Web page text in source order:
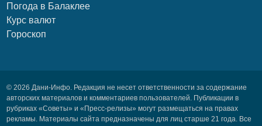
Погода в Балаклее
Курс валют
Гороскоп
© 2026 Дани-Инфо. Редакция не несет ответственности за содержание
авторских материалов и комментариев пользователей. Публикации в
рубриках «Советы» и «Пресс-релизы» могут размещаться на правах
рекламы. Материалы сайта предназначены для лиц старше 21 года. Все